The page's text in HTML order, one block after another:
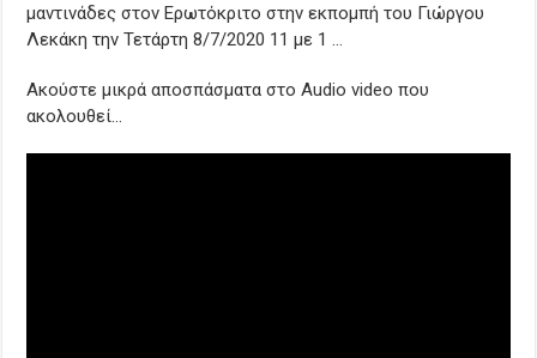
μαντινάδες στον Ερωτόκριτο στην εκπομπή του Γιώργου
Λεκάκη την Τετάρτη 8/7/2020 11 με 1 …
Ακούστε μικρά αποσπάσματα στο Audio video που
ακολουθεί…